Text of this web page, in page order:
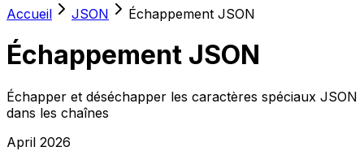
Accueil JSON Échappement JSON
Échappement JSON
Échapper et déséchapper les caractères spéciaux JSON
dans les chaînes
April 2026